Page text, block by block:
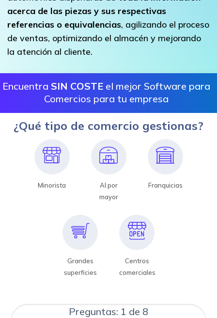
acerca de las piezas y sus respectivas
referencias o equivalencias, agilizando el proceso
de ventas, optimizando el almacén y mejorando
la atención al cliente.
Encuentra SIN COSTEel mejor Software para
Comercios para tu empresa
¿Qué tipo de comercio gestionas?
Minorista
Al por
mayor
Franquicias
Grandes
superficies
Centros
comerciales
Preguntas: 1 de 8